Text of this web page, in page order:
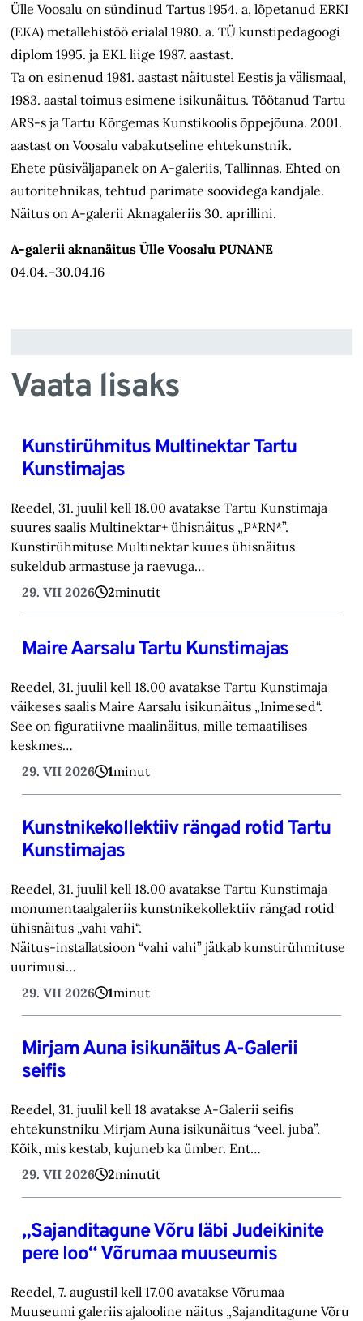
Ülle Voosalu on sündinud Tartus 1954. a, lõpetanud ERKI
(EKA) metallehistöö erialal 1980. a. TÜ kunstipedagoogi
diplom 1995. ja EKL liige 1987. aastast.
Ta on esinenud 1981. aastast näitustel Eestis ja välismaal,
1983. aastal toimus esimene isikunäitus. Töötanud Tartu
ARS-s ja Tartu Kõrgemas Kunstikoolis õppejõuna. 2001.
aastast on Voosalu vabakutseline ehtekunstnik.
Ehete püsiväljapanek on A-galeriis, Tallinnas. Ehted on
autoritehnikas, tehtud parimate soovidega kandjale.
Näitus on A-galerii Aknagaleriis 30. aprillini.
A-galerii aknanäitus Ülle Voosalu PUNANE
04.04.–30.04.16
Vaata lisaks
Kunstirühmitus Multinektar Tartu
Kunstimajas
Reedel, 31. juulil kell 18.00 avatakse Tartu Kunstimaja
suures saalis Multinektar+ ühisnäitus „P*RN*”.
Kunstirühmituse Multinektar kuues ühisnäitus
sukeldub armastuse ja raevuga…
29. VII 2026
2minutit
Maire Aarsalu Tartu Kunstimajas
Reedel, 31. juulil kell 18.00 avatakse Tartu Kunstimaja
väikeses saalis Maire Aarsalu isikunäitus „Inimesed“.
See on figuratiivne maalinäitus, mille temaatilises
keskmes…
29. VII 2026
1minut
Kunstnikekollektiiv rängad rotid Tartu
Kunstimajas
Reedel, 31. juulil kell 18.00 avatakse Tartu Kunstimaja
monumentaalgaleriis kunstnikekollektiiv rängad rotid
ühisnäitus „vahi vahi“.
Näitus-installatsioon “vahi vahi” jätkab kunstirühmituse
uurimusi…
29. VII 2026
1minut
Mirjam Auna isikunäitus A-Galerii
seifis
Reedel, 31. juulil kell 18 avatakse A-Galerii seifis
ehtekunstniku Mirjam Auna isikunäitus “veel. juba”.
Kõik, mis kestab, kujuneb ka ümber. Ent…
29. VII 2026
2minutit
„Sajanditagune Võru läbi Judeikinite
pere loo“ Võrumaa muuseumis
Reedel, 7. augustil kell 17.00 avatakse Võrumaa
Muuseumi galeriis ajalooline näitus „Sajanditagune Võru